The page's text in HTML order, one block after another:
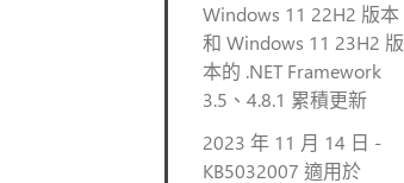
Windows 11 22H2 版本
和 Windows 11 23H2 版
本的 .NET Framework
3.5、4.8.1 累積更新
2023 年 11 月 14 日 -
KB5032007 適用於